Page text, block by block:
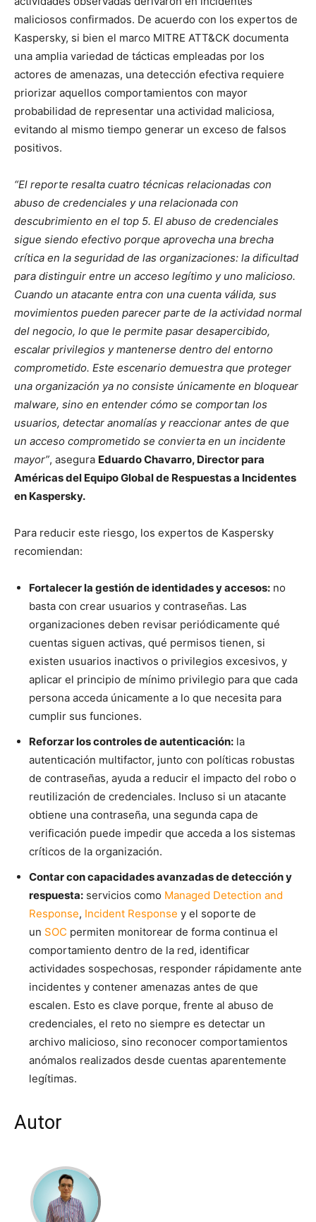
maliciosos confirmados. De acuerdo con los expertos de
Kaspersky, si bien el marco MITRE ATT&CK documenta
una amplia variedad de tácticas empleadas por los
actores de amenazas, una detección efectiva requiere
priorizar aquellos comportamientos con mayor
probabilidad de representar una actividad maliciosa,
evitando al mismo tiempo generar un exceso de falsos
positivos.
“El reporte resalta cuatro técnicas relacionadas con
abuso de credenciales y una relacionada con
descubrimiento en el top 5. El abuso de credenciales
sigue siendo efectivo porque aprovecha una brecha
crítica en la seguridad de las organizaciones: la dificultad
para distinguir entre un acceso legítimo y uno malicioso.
Cuando un atacante entra con una cuenta válida, sus
movimientos pueden parecer parte de la actividad normal
del negocio, lo que le permite pasar desapercibido,
escalar privilegios y mantenerse dentro del entorno
comprometido. Este escenario demuestra que proteger
una organización ya no consiste únicamente en bloquear
malware, sino en entender cómo se comportan los
usuarios, detectar anomalías y reaccionar antes de que
un acceso comprometido se convierta en un incidente
mayor”, asegura Eduardo Chavarro, Director para
Américas del Equipo Global de Respuestas a Incidentes
en Kaspersky.
Para reducir este riesgo, los expertos de Kaspersky
recomiendan:
Fortalecer la gestión de identidades y accesos: no
basta con crear usuarios y contraseñas. Las
organizaciones deben revisar periódicamente qué
cuentas siguen activas, qué permisos tienen, si
existen usuarios inactivos o privilegios excesivos, y
aplicar el principio de mínimo privilegio para que cada
persona acceda únicamente a lo que necesita para
cumplir sus funciones.
Reforzar los controles de autenticación: la
autenticación multifactor, junto con políticas robustas
de contraseñas, ayuda a reducir el impacto del robo o
reutilización de credenciales. Incluso si un atacante
obtiene una contraseña, una segunda capa de
verificación puede impedir que acceda a los sistemas
críticos de la organización.
Contar con capacidades avanzadas de detección y
respuesta: servicios como Managed Detection and
Response, Incident Response y el soporte de
un SOC permiten monitorear de forma continua el
comportamiento dentro de la red, identificar
actividades sospechosas, responder rápidamente ante
incidentes y contener amenazas antes de que
escalen. Esto es clave porque, frente al abuso de
credenciales, el reto no siempre es detectar un
archivo malicioso, sino reconocer comportamientos
anómalos realizados desde cuentas aparentemente
legítimas.
Autor